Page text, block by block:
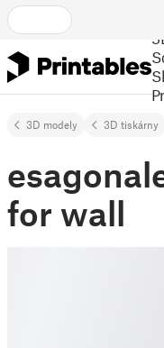
3D modely 3D tiskárny
for wall